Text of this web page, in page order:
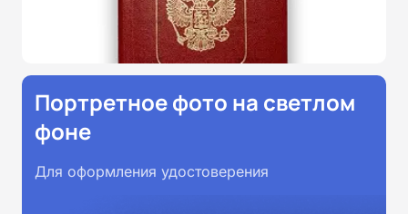
Портретное фото на светлом
фоне
Для оформления удостоверения